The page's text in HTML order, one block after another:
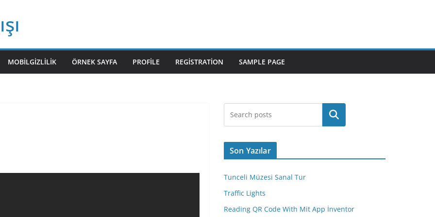
MOBILGIZLILIK ÖRNEK SAYFA PROFILE REGISTRATION SAMPLE PAGE
Ara
Son Yazılar
Tunceli Müzesi Sanal Tur
Traffic Lights
Reading QR Code With Mit App İnventor